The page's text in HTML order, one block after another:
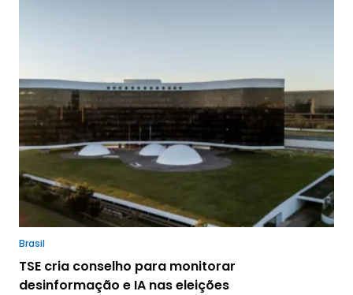
Brasil
TSE cria conselho para monitorar
desinformação e IA nas eleições